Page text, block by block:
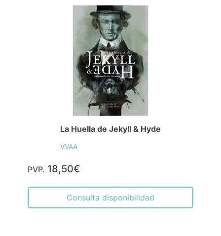
La Huella de Jekyll & Hyde
VVAA
PVP. 18,50€
Consulta disponibilidad